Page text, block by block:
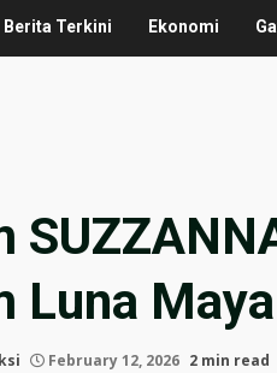
Berita Terkini Ekonomi
Luna
February 12, 2026 2 min read